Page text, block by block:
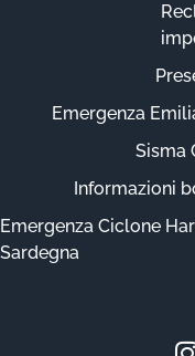
Emergenza
Sisma
Informazioni
Emergenza Ciclone
Sardegna